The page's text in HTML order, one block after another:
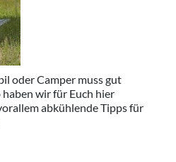
oder Camper muss gut
wir für Euch hier
abkühlende Tipps für